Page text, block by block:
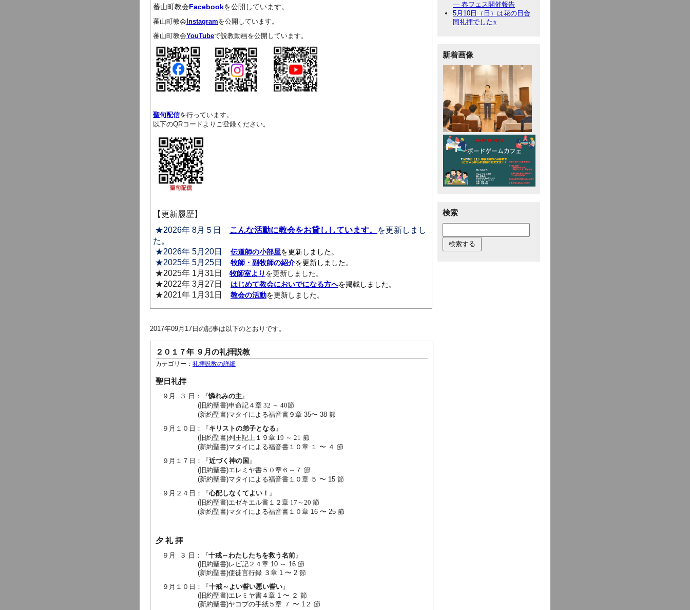
蕃山町教会Facebookを公開しています。
蕃山町教会 Instagramを公開しています。
蕃山町教会YouTubeで説教動画を公開しています。
聖句配信を行っています。
以下のQRコードよりご登録ください。
【更新履歴】
★2026年 8月５日 こんな活動に教会をお貸ししています。
を更新しまし
た。
★2026年 5月20日 伝道師の小部屋を更新しました。
★2025年 5月25日 牧師・副牧師の紹介を更新しました。
★2025年 1月31日 牧師室より を更新しました。
★2022年 3月27日 はじめて教会においでになる方へを掲載しました。
★2021年 1月31日 教会の活動を更新しました。
2017年09月17日の記事は以下のとおりです。
２０１７年 ９月の礼拝説教
カテゴリー： 礼拝説教の詳細
聖日礼拝
９ 月 ３ 日 ：『憐れみの主』
(旧約聖書)申命記４章 32 ～ 40節
(新約聖書)マタイによる福音書９章 35〜 38 節
９月１０日 ：『キリストの弟子となる』
(旧約聖書)列王記上 １９ 章 19 ～ 21 節
(新約聖書)マタイによる福音書１０章 １ 〜 ４ 節
９月１７日 ：『近づく神の国 』
(旧約聖書)エレミヤ書 ５０ 章６～７ 節
(新約聖書)マタイによる福音書１０章 ５ 〜 15 節
９月２４日 ：『心配しなくてよい！ 』
(旧約聖書)エゼキエル書１２章 17 ～ 20 節
(新約聖書)マタイによる福音書１０章 16 〜 25 節
夕 礼 拝
９ 月 ３ 日：『十戒～わたしたちを救う名前』
(旧約聖書)レビ記２４章 10 ～ 16 節
(新約聖書)使徒言行録 ３ 章 1 〜 2 節
９月１０日：『十戒～よい誓い悪い誓い』
(旧約聖書)エレミヤ書４章 1 〜 ２ 節
(新約聖書)ヤコブの手紙５章 ７ 〜 1２ 節
― 春フェス開催報告
5月10日（日）は花の日合
同礼拝でした⭐︎
新着画像
検索